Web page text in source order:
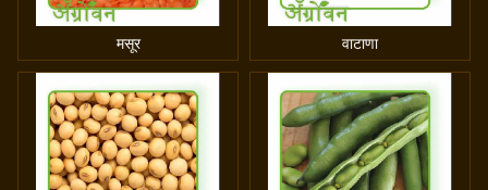
मसूर वाटाणा